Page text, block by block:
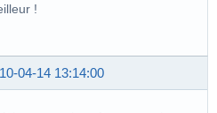
!
04-14 13:14:00